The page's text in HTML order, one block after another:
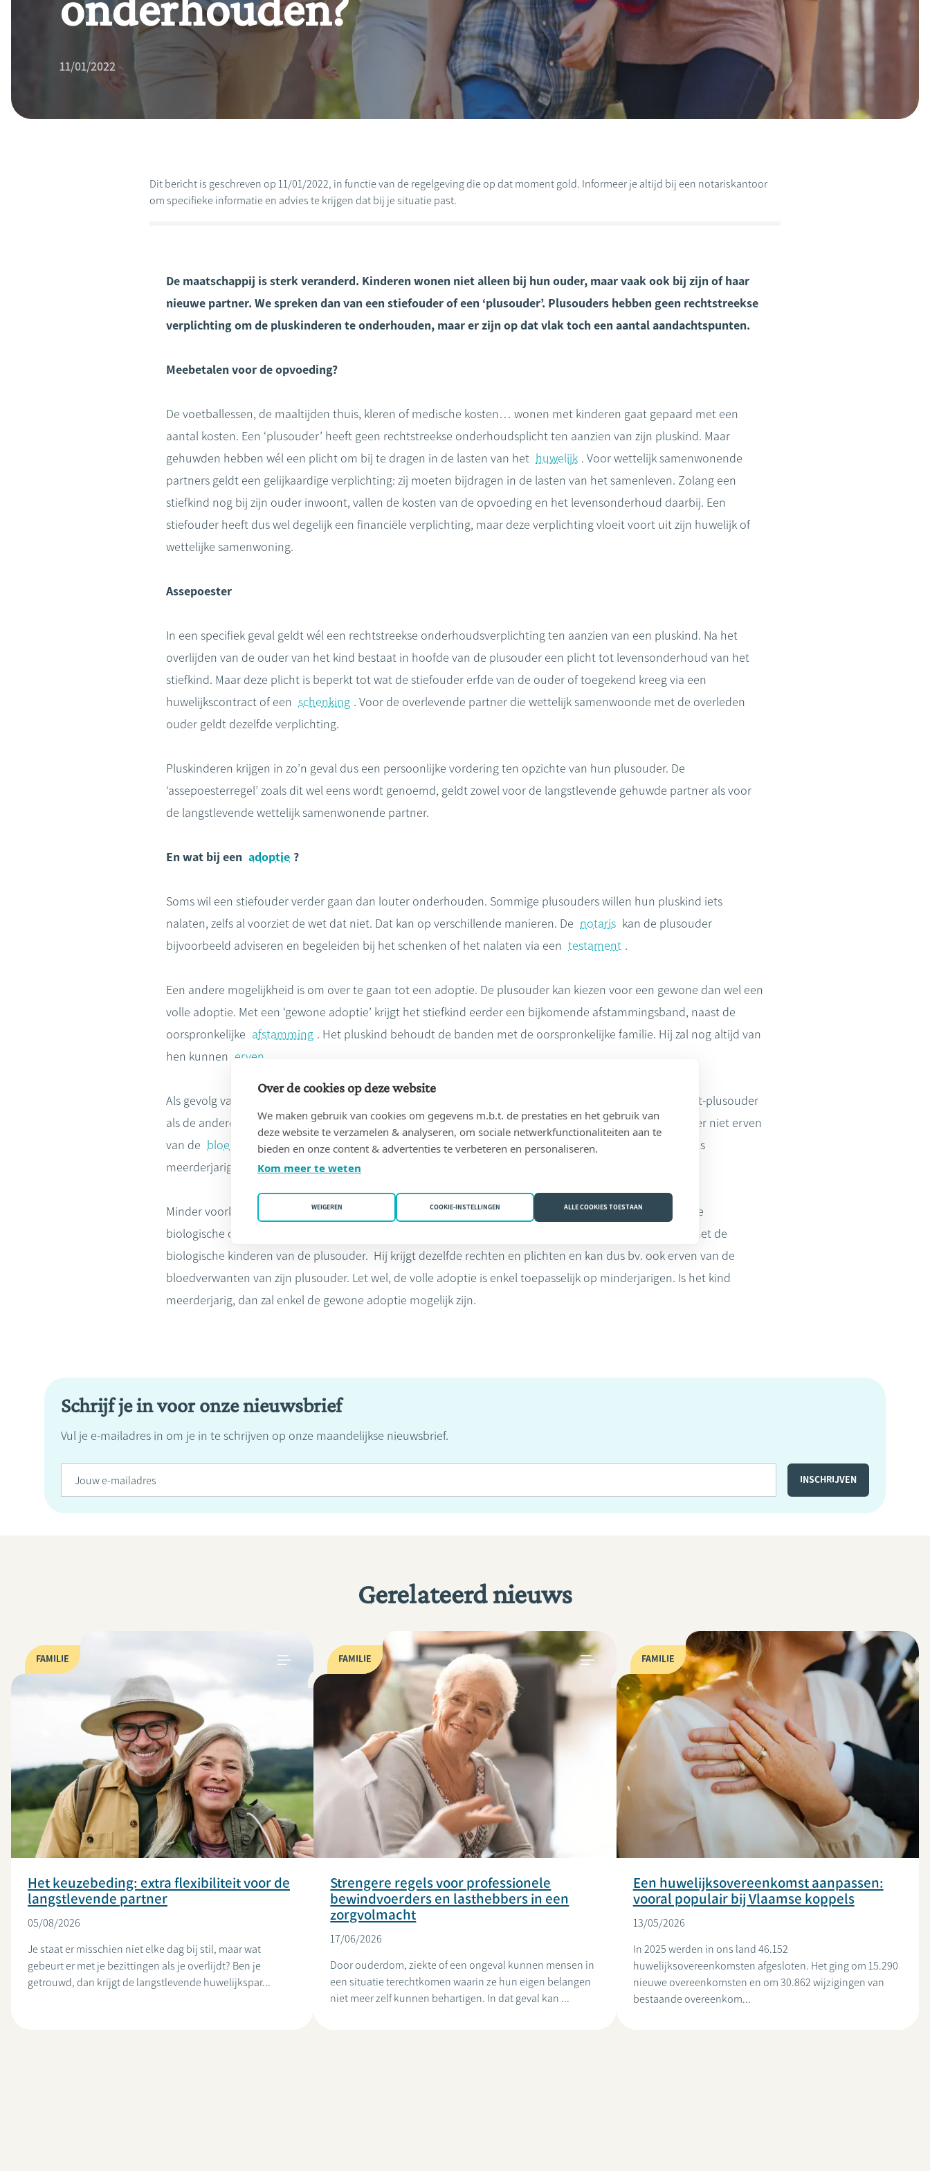
11/01/2022
Dit bericht is geschreven op 11/01/2022, in functie van de regelgeving die op dat moment gold. Informeer je altijd bij een notariskantoor
om specifieke informatie en advies te krijgen dat bij je situatie past.
De maatschappij is sterk veranderd. Kinderen wonen niet alleen bij hun ouder, maar vaak ook bij zijn of haar
nieuwe partner. We spreken dan van een stiefouder of een ‘plusouder’. Plusouders hebben geen rechtstreekse
verplichting om de pluskinderen te onderhouden, maar er zijn op dat vlak toch een aantal aandachtspunten.
Meebetalen voor de opvoeding?
De voetballessen, de maaltijden thuis, kleren of medische kosten… wonen met kinderen gaat gepaard met een
aantal kosten. Een ‘plusouder’ heeft geen rechtstreekse onderhoudsplicht ten aanzien van zijn pluskind. Maar
gehuwden hebben wél een plicht om bij te dragen in de lasten van het huwelijk . Voor wettelijk samenwonende
partners geldt een gelijkaardige verplichting: zij moeten bijdragen in de lasten van het samenleven. Zolang een
stiefkind nog bij zijn ouder inwoont, vallen de kosten van de opvoeding en het levensonderhoud daarbij. Een
stiefouder heeft dus wel degelijk een financiële verplichting, maar deze verplichting vloeit voort uit zijn huwelijk of
wettelijke samenwoning.
Assepoester
In een specifiek geval geldt wél een rechtstreekse onderhoudsverplichting ten aanzien van een pluskind. Na het
overlijden van de ouder van het kind bestaat in hoofde van de plusouder een plicht tot levensonderhoud van het
stiefkind. Maar deze plicht is beperkt tot wat de stiefouder erfde van de ouder of toegekend kreeg via een
huwelijkscontract of een schenking . Voor de overlevende partner die wettelijk samenwoonde met de overleden
ouder geldt dezelfde verplichting.
Pluskinderen krijgen in zo’n geval dus een persoonlijke vordering ten opzichte van hun plusouder. De
‘assepoesterregel’ zoals dit wel eens wordt genoemd, geldt zowel voor de langstlevende gehuwde partner als voor
de langstlevende wettelijk samenwonende partner.
En wat bij een adoptie ?
Soms wil een stiefouder verder gaan dan louter onderhouden. Sommige plusouders willen hun pluskind iets
nalaten, zelfs al voorziet de wet dat niet. Dat kan op verschillende manieren. De notaris kan de plusouder
bijvoorbeeld adviseren en begeleiden bij het schenken of het nalaten via een testament .
Een andere mogelijkheid is om over te gaan tot een adoptie. De plusouder kan kiezen voor een gewone dan wel een
volle adoptie. Met een ‘gewone adoptie’ krijgt het stiefkind eerder een bijkomende afstammingsband, naast de
oorspronkelijke afstamming . Het pluskind behoudt de banden met de oorspronkelijke familie. Hij zal nog altijd van
hen kunnen erven
Als gevolg van de adoptie verkrijgt het daarnaast dezelfde rechten in de
van de adoptant-plusouder
als de andere kinderen. Hetzelfde geldt voor de afstammelingen van het pluskind. Het pluskind zal echter niet erven
van de bloedverwanten van zijn adoptant-plusouder. De gewone adoptie kan zowel bij minderjarige als
meerderjarige stiefkinderen.
Minder voorkomend is de volle stiefouderadoptie waarbij de juridische afstammingsband met de andere
biologische ouder volledig wordt doorknipt. Het kind wordt bij een volle adoptie volledig gelijkgesteld met de
biologische kinderen van de plusouder. Hij krijgt dezelfde rechten en plichten en kan dus bv. ook erven van de
bloedverwanten van zijn plusouder. Let wel, de volle adoptie is enkel toepasselijk op minderjarigen. Is het kind
meerderjarig, dan zal enkel de gewone adoptie mogelijk zijn.
Schrijf je in voor onze nieuwsbrief
Vul je e-mailadres in om je in te schrijven op onze maandelijkse nieuwsbrief.
Gerelateerd nieuws
FAMILIE
Het keuzebeding: extra flexibiliteit voor de
langstlevende partner
05/08/2026
Je staat er misschien niet elke dag bij stil, maar wat
gebeurt er met je bezittingen als je overlijdt? Ben je
getrouwd, dan krijgt de langstlevende huwelijkspar...
FAMILIE
Strengere regels voor professionele
bewindvoerders en lasthebbers in een
zorgvolmacht
17/06/2026
Door ouderdom, ziekte of een ongeval kunnen mensen in
een situatie terechtkomen waarin ze hun eigen belangen
niet meer zelf kunnen behartigen. In dat geval kan ...
FAMILIE
Een huwelijksovereenkomst aanpassen:
vooral populair bij Vlaamse koppels
13/05/2026
In 2025 werden in ons land 46.152
huwelijksovereenkomsten afgesloten. Het ging om 15.290
nieuwe overeenkomsten en om 30.862 wijzigingen van
bestaande overeenkom...
Over de cookies op deze website
We maken gebruik van cookies om gegevens m.b.t. de prestaties en het gebruik van
deze website te verzamelen & analyseren, om sociale netwerkfunctionaliteiten aan te
bieden en onze content & advertenties te verbeteren en personaliseren.
Kom meer te weten
WEIGEREN COOKIE-INSTELLINGEN ALLE COOKIES TOESTAAN